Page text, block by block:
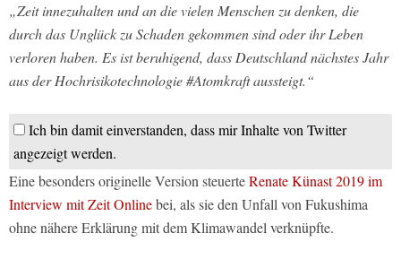
„Zeit innezuhalten und an die vielen Menschen zu denken, die
durch das Unglück zu Schaden gekommen sind oder ihr Leben
verloren haben. Es ist beruhigend, dass Deutschland nächstes Jahr
aus der Hochrisikotechnologie #Atomkraft aussteigt.“
Ich bin damit einverstanden, dass mir Inhalte von Twitter
angezeigt werden.
Eine besonders originelle Version steuerteRenate Künast 2019 im
Interview mit Zeit Onlinebei, als sie den Unfall von Fukushima
ohne nähere Erklärung mit dem Klimawandel verknüpfte.